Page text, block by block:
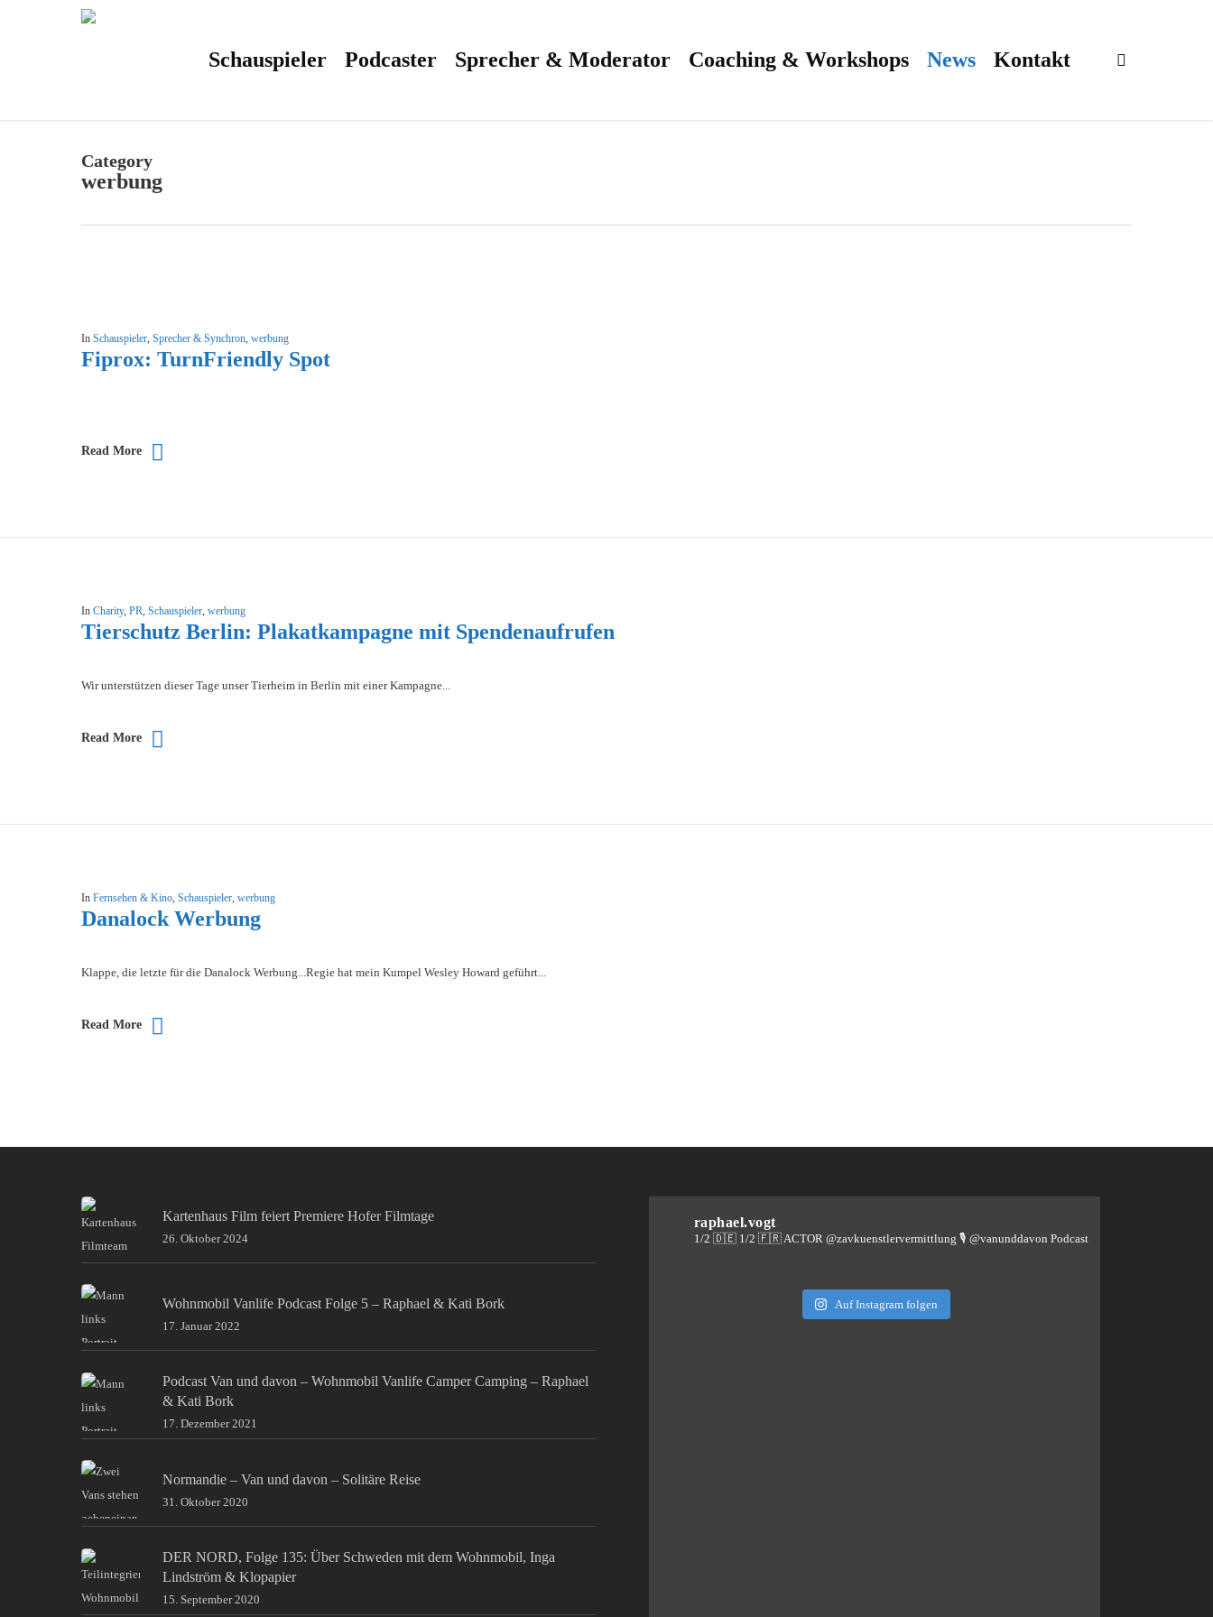
Schauspieler Podcaster Sprecher & Moderator Coaching & Workshops News Kontakt
Category
werbung
In Schauspieler, Sprecher & Synchron, werbung
Fiprox: TurnFriendly Spot
Read More
In Charity, PR, Schauspieler, werbung
Tierschutz Berlin: Plakatkampagne mit Spendenaufrufen
Wir unterstützen dieser Tage unser Tierheim in Berlin mit einer Kampagne...
Read More
In Fernsehen & Kino, Schauspieler, werbung
Danalock Werbung
Klappe, die letzte für die Danalock Werbung...Regie hat mein Kumpel Wesley Howard geführt...
Read More
Kartenhaus Film feiert Premiere Hofer Filmtage
26. Oktober 2024
Wohnmobil Vanlife Podcast Folge 5 – Raphael & Kati Bork
17. Januar 2022
Podcast Van und davon – Wohnmobil Vanlife Camper Camping – Raphael
& Kati Bork
17. Dezember 2021
Normandie – Van und davon – Solitäre Reise
31. Oktober 2020
DER NORD, Folge 135: Über Schweden mit dem Wohnmobil, Inga
Lindström & Klopapier
15. September 2020
raphael.vogt
1/2 🇩🇪 1/2 🇫🇷 ACTOR @zavkuenstlervermittlung 🎙️ @vanunddavon Podcast
Auf Instagram folgen